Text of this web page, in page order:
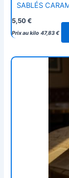
SABLÉS
5,50€
Prix au kilo 47,83€